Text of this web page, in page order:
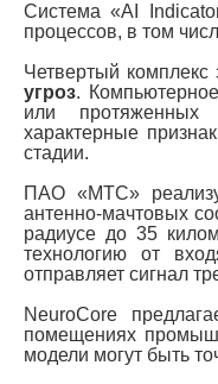
Система «AI
процессов, в том
Четвертый комплекс
угроз.
или протяженных
характерные
стадии.
ПАО «МТС»
антенно-мачтовых
радиусе до 35
технологию от
отправляет сигнал
NeuroCore
помещениях
модели могут быть